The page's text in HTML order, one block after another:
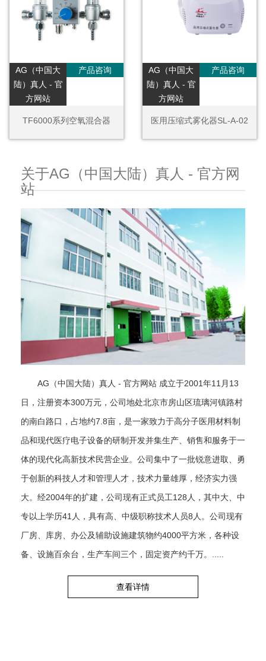
AG（中国大
陆）真人 - 官
方网站
产品咨询
TF6000系列空氧混合器
AG（中国大
陆）真人 - 官
方网站
产品咨询
医用压缩式雾化器SL-A-02
关于AG（中国大陆）真人 - 官方网
站
AG（中国大陆）真人 - 官方网站 成立于2001年11月13
日，注册资本300万元，公司地处北京市房山区琉璃河镇路村
的南白路口，占地约7.8亩，是一家致力于高分子医用材料制
品和现代医疗电子设备的研制开发并集生产、销售和服务于一
体的现代化高新技术民营企业。公司集中了一批锐意进取、勇
于创新的科技人才和管理人才，技术力量雄厚，经济实力强
大。经2004年的扩建，公司现有正式员工128人，其中大、中
专以上学历41人，具有高、中级职称技术人员8人。公司现有
厂房、库房、办公及辅助设施建筑物约4000平方米，各种设
备、设施百余台，生产车间三个，固定资产约千万。.....
查看详情